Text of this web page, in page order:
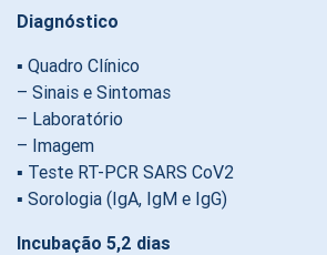
Diagnóstico
▪ Quadro Clínico
– Sinais e Sintomas
– Laboratório
– Imagem
▪ Teste RT-PCR SARS CoV2
▪ Sorologia (IgA, IgM e IgG)
Incubação 5,2 dias